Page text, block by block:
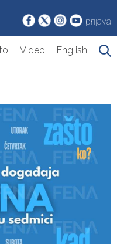
prijava
Video English